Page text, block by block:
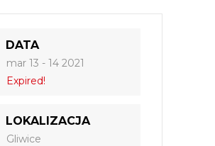
DATA
mar 13 - 14 2021
Expired!
LOKALIZACJA
Gliwice